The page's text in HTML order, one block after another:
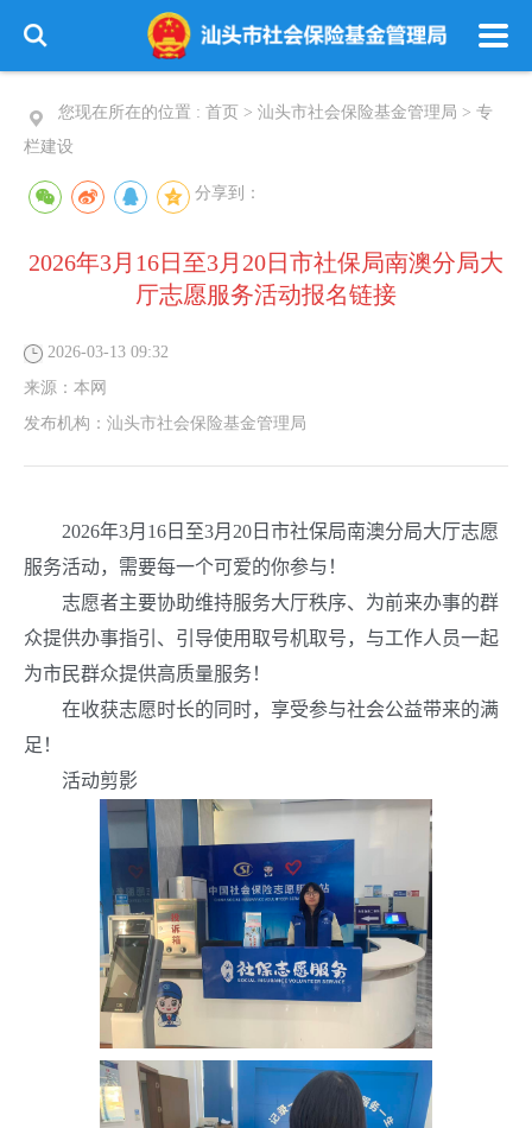
您现在所在的位置 : 首页 > 汕头市社会保险基金管理局 > 专
栏建设
分享到：
2026年3月16日至3月20日市社保局南澳分局大
厅志愿服务活动报名链接
2026-03-13 09:32
来源： 本网
发布机构： 汕头市社会保险基金管理局
2026年3月 16 日至3月 20 日市社保局南澳分局大厅志愿
服务活动，需要每一个可爱的你参与！
志愿者主要协助维持服务大厅秩序、为前来办事的群
众提供办事指引、引导使用取号机取号， 与工作人员一起
为市民群众提供高质量服务！
在收获志愿时长的同时，享受参与社会公益带来的满
足！
活动剪影